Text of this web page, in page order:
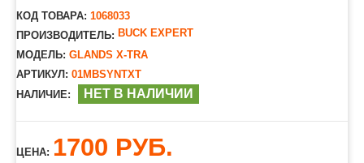
КОД ТОВАРА: 1068033
ПРОИЗВОДИТЕЛЬ: BUCK EXPERT
МОДЕЛЬ: GLANDS X-TRA
АРТИКУЛ: 01MBSYNTXT
НАЛИЧИЕ:
НЕТ В НАЛИЧИИ
ЦЕНА: 1700 РУБ.